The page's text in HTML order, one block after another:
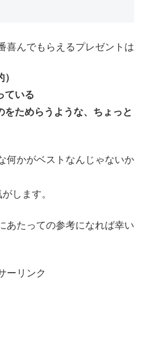
喜んでもらえるプレゼントは
ている
ためらうような、ちょっと
何かがベストなんじゃないか
します。
あたっての参考になれば幸い
ーリンク